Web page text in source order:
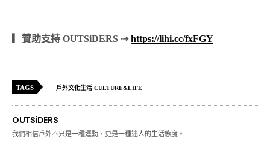
▎贊助支持 OUTSiDERS ⇢https://lihi.cc/fxFGY
TAGS 戶外文化生活 CULTURE&LIFE
OUTSiDERS
我們相信戶外不只是一種運動，更是一種迷人的生活態度。